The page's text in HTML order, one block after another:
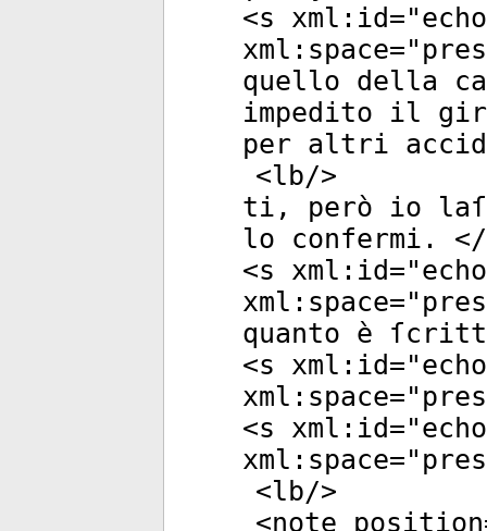
<s xml:id="
xml:space="
quello della
impedito il
per altri
<lb/>
ti, però io
lo confermi. </
<s xml:id="
xml:space="
quanto è
<s xml:id="
xml:space="
<s xml:id="
xml:space="
<lb/>
<note position